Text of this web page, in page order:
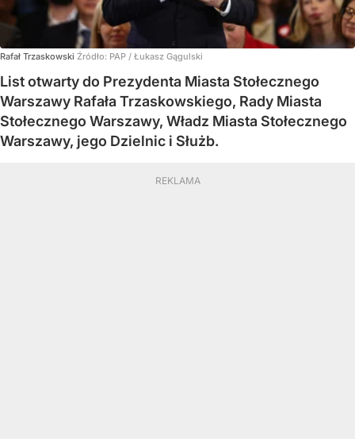
Rafał Trzaskowski Źródło: PAP / Łukasz Gągulski
List otwarty do Prezydenta Miasta Stołecznego
Warszawy Rafała Trzaskowskiego, Rady Miasta
Stołecznego Warszawy, Władz Miasta Stołecznego
Warszawy, jego Dzielnic i Służb.